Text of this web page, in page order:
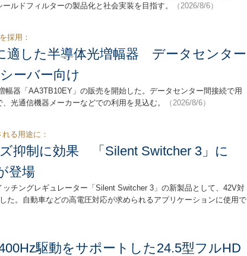
ルドフィルターの製品化と社会実装を目指す。
（2026/8/6）
採用：
適した半導体光増幅器 データセンター
ーバー向け
幅器「AA3TB10EY」の販売を開始した。データセンター間接続で用
光通信機器メーカーなどでの利用を見込む。
（2026/8/6）
る用途に：
抑制に効果 「Silent Switcher 3」に
登場
チングレギュレーター「Silent Switcher 3」の新製品として、42V対
た。自動車などの高電圧対応が求められるアプリケーションに使用で
駆動をサポートした24.5型フルHD